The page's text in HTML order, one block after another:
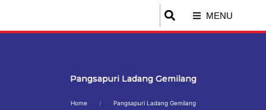
MENU
Pangsapuri Ladang Gemilang
Home Pangsapuri Ladang Gemilang